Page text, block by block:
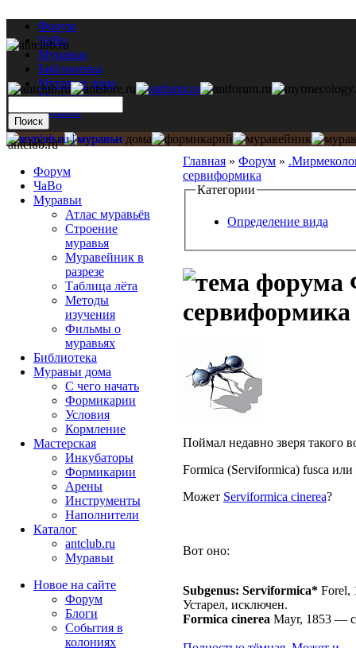
Форум
ЧаВо
Муравьи
Библиотека
Муравьи дома
Мастерская
Каталог
Главная » Форум »
сервиформика
Категории
Определение вида
сервиформика
Поймал недавно зверя такого
Formica (Serviformica) fusca или
Может Serviformica cinerea?
Вот оно:
Subgenus: Serviformica* Forel,
Устарел, исключен.
Formica cinerea Mayr, 1853 —
antclub.ru
Форум
ЧаВо
Муравьи
Атлас муравьёв
Строение
муравья
Муравейник в
разрезе
Таблица лёта
Методы
изучения
Фильмы о
муравьях
Библиотека
Муравьи дома
С чего начать
Формикарии
Условия
Кормление
Мастерская
Инкубаторы
Формикарии
Арены
Инструменты
Наполнители
Каталог
antclub.ru
Муравьи
Новое на сайте
Форум
Блоги
События в
колониях